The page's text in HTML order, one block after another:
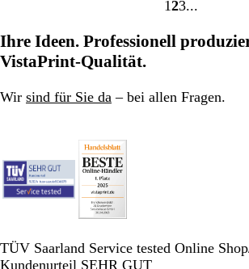
Gehe
Seite
1 Gehe
Seite
2Gehe
Seite
3
Ihre Ideen. Professionell
VistaPrint-Qualität.
Wir sind für Sie da – bei allen Fragen.
TÜV Saarland Service tested Online
Kundenurteil SEHR GUT